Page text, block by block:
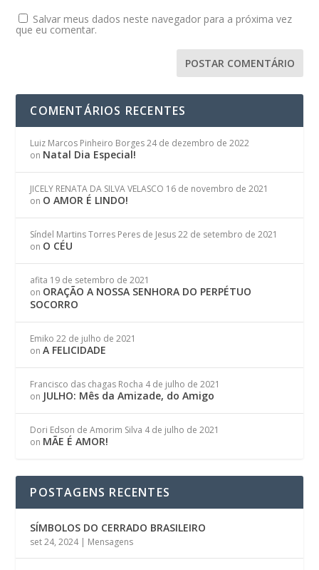
Salvar meus dados neste navegador para a próxima vez
que eu comentar.
COMENTÁRIOS RECENTES
Luiz Marcos Pinheiro Borges 24 de dezembro de 2022
on Natal Dia Especial!
JICELY RENATA DA SILVA VELASCO 16 de novembro de 2021
on O AMOR É LINDO!
Síndel Martins Torres Peres de Jesus 22 de setembro de 2021
on O CÉU
afita 19 de setembro de 2021
on ORAÇÃO A NOSSA SENHORA DO PERPÉTUO
SOCORRO
Emiko 22 de julho de 2021
onA FELICIDADE
Francisco das chagas Rocha 4 de julho de 2021
on JULHO: Mês da Amizade, do Amigo
Dori Edson de Amorim Silva 4 de julho de 2021
on MÃE É AMOR!
POSTAGENS RECENTES
SÍMBOLOS DO CERRADO BRASILEIRO
set 24, 2024| Mensagens